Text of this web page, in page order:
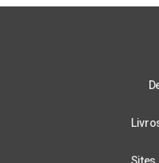
Sites